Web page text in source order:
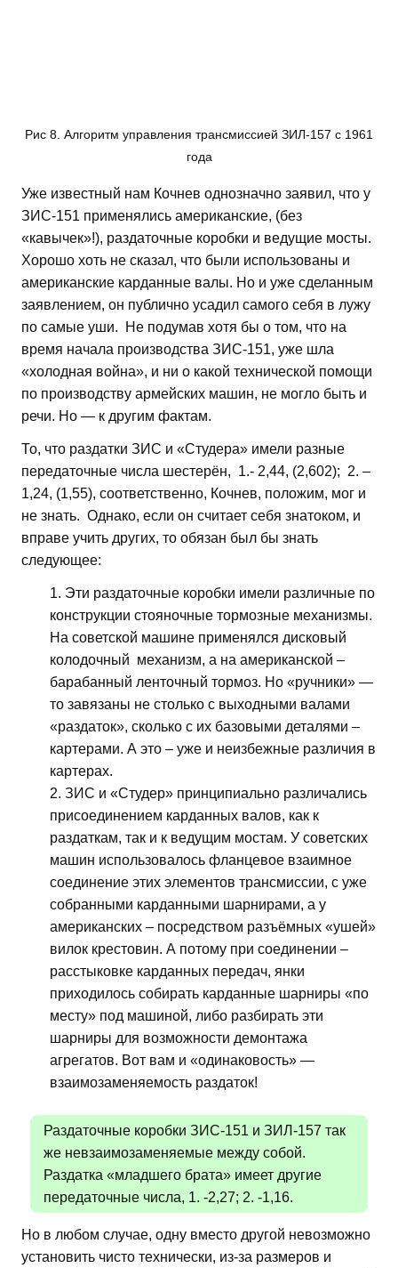
Рис 8. Алгоритм управления трансмиссией ЗИЛ-157 с 1961
года
Уже известный нам Кочнев однозначно заявил, что у
ЗИС-151 применялись американские, (без
«кавычек»!), раздаточные коробки и ведущие мосты.
Хорошо хоть не сказал, что были использованы и
американские карданные валы. Но и уже сделанным
заявлением, он публично усадил самого себя в лужу
по самые уши. Не подумав хотя бы о том, что на
время начала производства ЗИС-151, уже шла
«холодная война», и ни о какой технической помощи
по производству армейских машин, не могло быть и
речи. Но — к другим фактам.
То, что раздатки ЗИС и «Студера» имели разные
передаточные числа шестерён, 1.- 2,44, (2,602); 2. –
1,24, (1,55), соответственно, Кочнев, положим, мог и
не знать. Однако, если он считает себя знатоком, и
вправе учить других, то обязан был бы знать
следующее:
Эти раздаточные коробки имели различные по
конструкции стояночные тормозные механизмы.
На советской машине применялся дисковый
колодочный механизм, а на американской –
барабанный ленточный тормоз. Но «ручники» —
то завязаны не столько с выходными валами
«раздаток», сколько с их базовыми деталями –
картерами. А это – уже и неизбежные различия в
картерах.
ЗИС и «Студер» принципиально различались
присоединением карданных валов, как к
раздаткам, так и к ведущим мостам. У советских
машин использовалось фланцевое взаимное
соединение этих элементов трансмиссии, с уже
собранными карданными шарнирами, а у
американских – посредством разъёмных «ушей»
вилок крестовин. А потому при соединении –
расстыковке карданных передач, янки
приходилось собирать карданные шарниры «по
месту» под машиной, либо разбирать эти
шарниры для возможности демонтажа
агрегатов. Вот вам и «одинаковость» —
взаимозаменяемость раздаток!
Раздаточные коробки ЗИС-151 и ЗИЛ-157 так
же невзаимозаменяемые между собой.
Раздатка «младшего брата» имеет другие
передаточные числа, 1. -2,27; 2. -1,16.
Но в любом случае, одну вместо другой невозможно
установить чисто технически, из-за размеров и